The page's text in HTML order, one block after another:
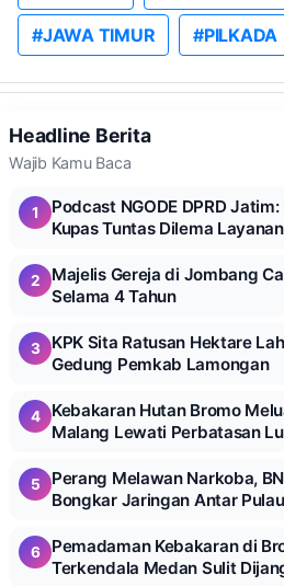
#JAWA TIMUR #PILKADA
Headline Berita
Wajib Kamu Baca
1
Podcast NGODE DPRD
Kupas Tuntas Dilema
2
Majelis Gereja di Jombang
Selama 4 Tahun
3
KPK Sita Ratusan Hektare
Gedung Pemkab Lamongan
4
Kebakaran Hutan Bromo
Malang Lewati Perbatasan
5
Perang Melawan Narkoba,
Bongkar Jaringan Antar Pulau
6
Pemadaman Kebakaran di
Terkendala Medan Sulit